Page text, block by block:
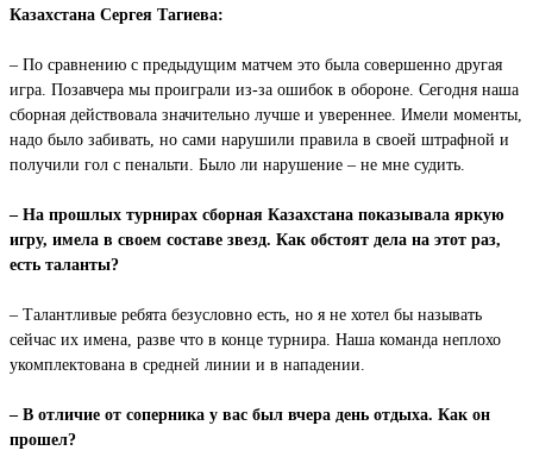
Казахстана Сергея Тагиева:
– По сравнению с предыдущим матчем это была совершенно другая
игра. Позавчера мы проиграли из-за ошибок в обороне. Сегодня наша
сборная действовала значительно лучше и увереннее. Имели моменты,
надо было забивать, но сами нарушили правила в своей штрафной и
получили гол с пенальти. Было ли нарушение – не мне судить.
– На прошлых турнирах сборная Казахстана показывала яркую
игру, имела в своем составе звезд. Как обстоят дела на этот раз,
есть таланты?
– Талантливые ребята безусловно есть, но я не хотел бы называть
сейчас их имена, разве что в конце турнира. Наша команда неплохо
укомплектована в средней линии и в нападении.
– В отличие от соперника у вас был вчера день отдыха. Как он
прошел?